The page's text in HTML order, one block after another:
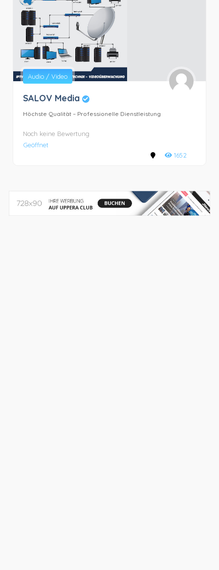
Audio / Video
SALOV Media
Höchste Qualität – Professionelle Dienstleistung
Noch keine Bewertung
Geöffnet
1652